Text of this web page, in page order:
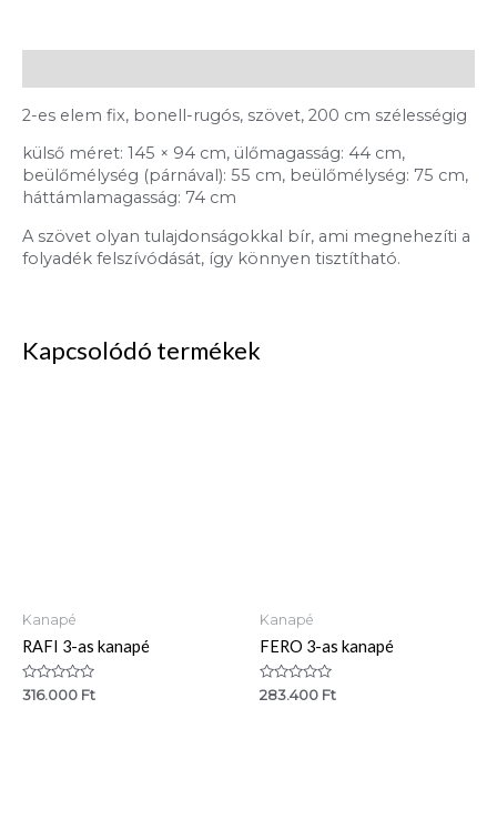
2-es elem fix, bonell-rugós, szövet, 200 cm szélességig
külső méret: 145 × 94 cm, ülőmagasság: 44 cm,
beülőmélység (párnával): 55 cm, beülőmélység: 75 cm,
háttámlamagasság: 74 cm
A szövet olyan tulajdonságokkal bír, ami megnehezíti a
folyadék felszívódását, így könnyen tisztítható.
Kapcsolódó termékek
Kanapé
RAFI 3-as kanapé
Értékelés:
0
316.000 Ft
Kanapé
FERO 3-as kanapé
Értékelés:
0
283.400 Ft